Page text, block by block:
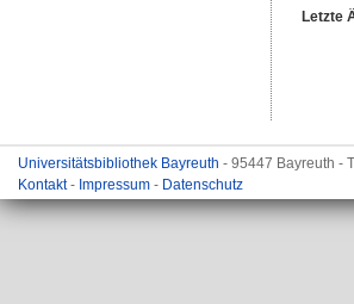
Letzte
Universitätsbibliothek Bayreuth - 95447 Bayreuth -
Kontakt- Impressum - Datenschutz